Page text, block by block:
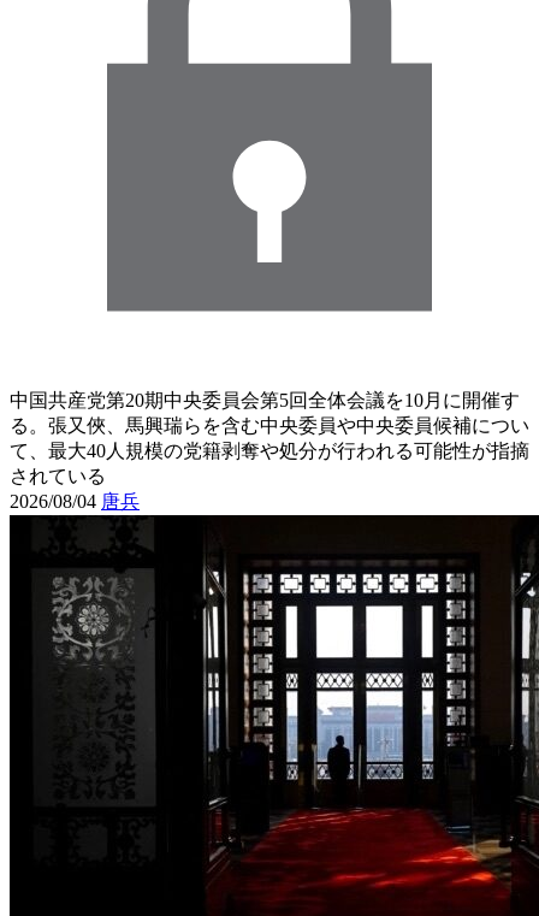
中国共産党第20期中央委員会第5回全体会議を10月に開催す
る。張又俠、馬興瑞らを含む中央委員や中央委員候補につい
て、最大40人規模の党籍剥奪や処分が行われる可能性が指摘
されている
2026/08/04 唐兵